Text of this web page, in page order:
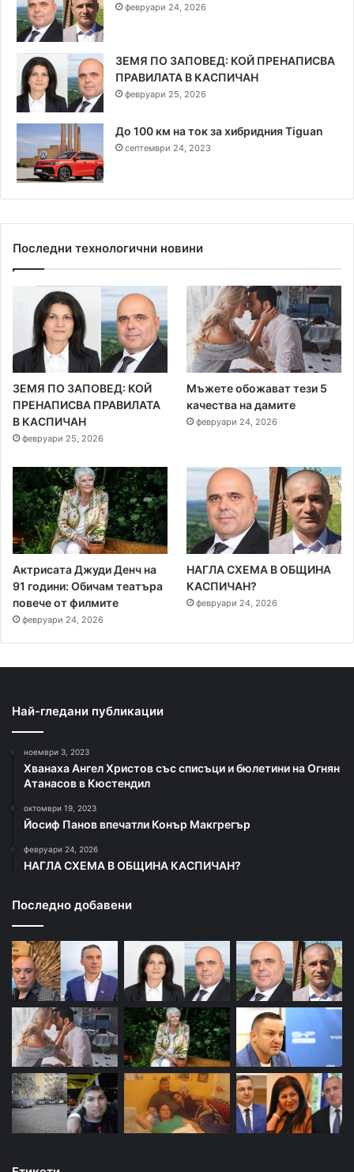
февруари 24, 2026
ЗЕМЯ ПО ЗАПОВЕД: КОЙ ПРЕНАПИСВА
ПРАВИЛАТА В КАСПИЧАН
февруари 25, 2026
До 100 км на ток за хибридния Tiguan
септември 24, 2023
Последни технологични новини
ЗЕМЯ ПО ЗАПОВЕД: КОЙ
ПРЕНАПИСВА ПРАВИЛАТА
В КАСПИЧАН
февруари 25, 2026
Мъжете обожават тези 5
качества на дамите
февруари 24, 2026
Актрисата Джуди Денч на
91 години: Обичам театъра
повече от филмите
февруари 24, 2026
НАГЛА СХЕМА В ОБЩИНА
КАСПИЧАН?
февруари 24, 2026
Най-гледани публикации
ноември 3, 2023
Хванаха Ангел Христов със списъци и бюлетини на Огнян
Атанасов в Кюстендил
октомври 19, 2023
Йосиф Панов впечатли Конър Макгрегър
февруари 24, 2026
НАГЛА СХЕМА В ОБЩИНА КАСПИЧАН?
Последно добавени